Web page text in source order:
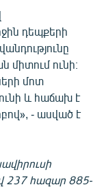
դեպքերի
ունի։
մոտ
և հաճախ է
- ասված է
237 հազար 885-